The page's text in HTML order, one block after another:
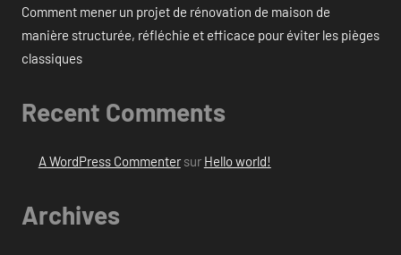
Comment mener un projet de rénovation de maison de
manière structurée, réfléchie et efficace pour éviter les pièges
classiques
Recent Comments
A WordPress Commentersur Hello world!
Archives